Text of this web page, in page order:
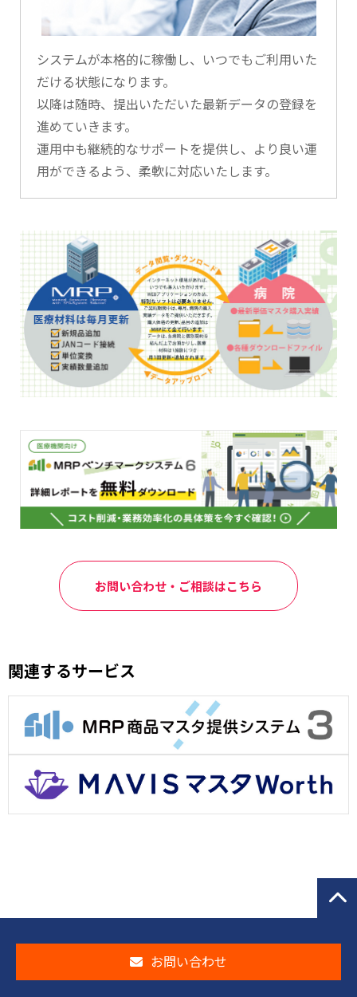
システムが本格的に稼働し、いつでもご利用いた
だける状態になります。
以降は随時、提出いただいた最新データの登録を
進めていきます。
運用中も継続的なサポートを提供し、より良い運
用ができるよう、柔軟に対応いたします。
お問い合わせ・ご相談はこちら
関連するサービス
お問い合わせ